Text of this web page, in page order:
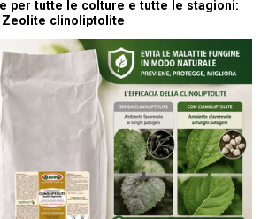
per tutte le colture e tutte le stagioni:
Zeolite clinoliptolite